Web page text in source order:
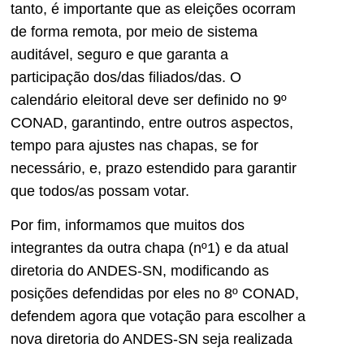
tanto, é importante que as eleições ocorram
de forma remota, por meio de sistema
auditável, seguro e que garanta a
participação dos/das filiados/das. O
calendário eleitoral deve ser definido no 9º
CONAD, garantindo, entre outros aspectos,
tempo para ajustes nas chapas, se for
necessário, e, prazo estendido para garantir
que todos/as possam votar.
Por fim, informamos que muitos dos
integrantes da outra chapa (nº1) e da atual
diretoria do ANDES-SN, modificando as
posições defendidas por eles no 8º CONAD,
defendem agora que votação para escolher a
nova diretoria do ANDES-SN seja realizada